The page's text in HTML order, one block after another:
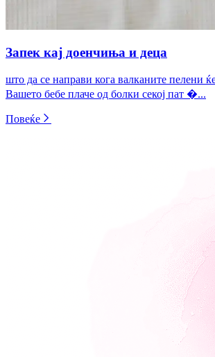
Запек кај доенчиња и деца
што да се направи кога валканите пелени
Вашето бебе плаче од болки секој пат �...
Повеќе